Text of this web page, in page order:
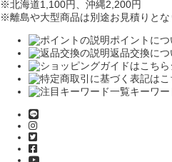
※北海道1,100円
、沖縄2,200円
※離島や大型商品は別途お見積りとな
ポイントにつ
返品交換につ
キーワ